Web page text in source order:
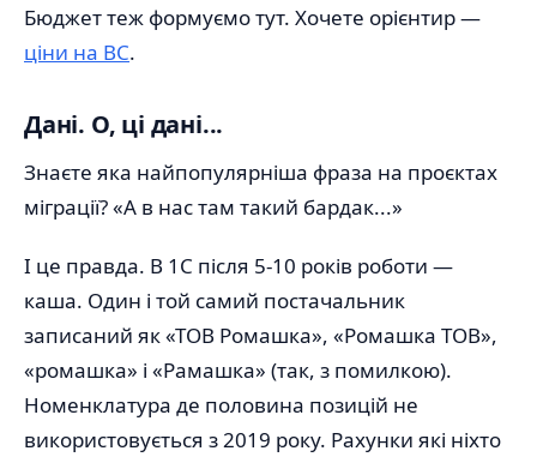
Бюджет теж формуємо тут. Хочете орієнтир —
ціни на BC.
Дані. О, ці дані...
Знаєте яка найпопулярніша фраза на проєктах
міграції? «А в нас там такий бардак...»
І це правда. В 1С після 5-10 років роботи —
каша. Один і той самий постачальник
записаний як «ТОВ Ромашка», «Ромашка ТОВ»,
«ромашка» і «Рамашка» (так, з помилкою).
Номенклатура де половина позицій не
використовується з 2019 року. Рахунки які ніхто